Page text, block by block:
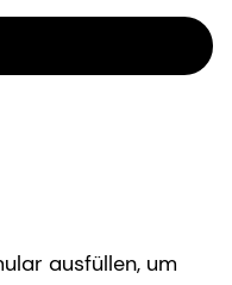
ausfüllen, um